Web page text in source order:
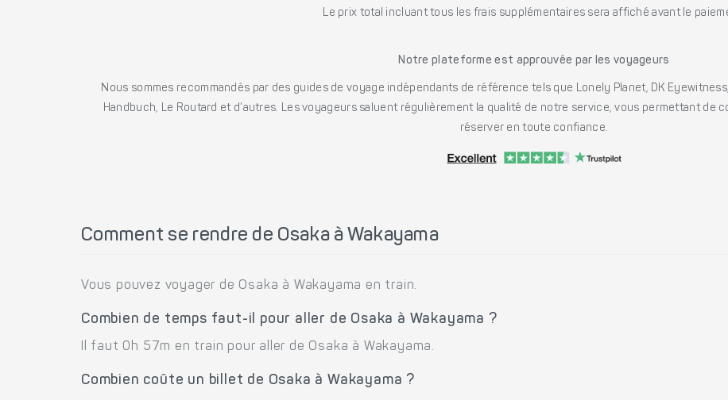
Le prix total incluant tous les frais supplémentaires sera affiché avant le
Notre plateforme est approuvée par les voyageurs
Nous sommes recommandés par des guides de voyage indépendants de référence tels que Lonely Planet, DK
Handbuch, Le Routard et d’autres. Les voyageurs saluent régulièrement la qualité de notre service, vous permettant de
réserver en toute confiance.
Comment se rendre de Osaka à Wakayama
Vous pouvez voyager de Osaka à Wakayama en train.
Combien de temps faut-il pour aller de Osaka à Wakayama ?
Il faut 0h 57m en train pour aller de Osaka à Wakayama.
Combien coûte un billet de Osaka à Wakayama ?